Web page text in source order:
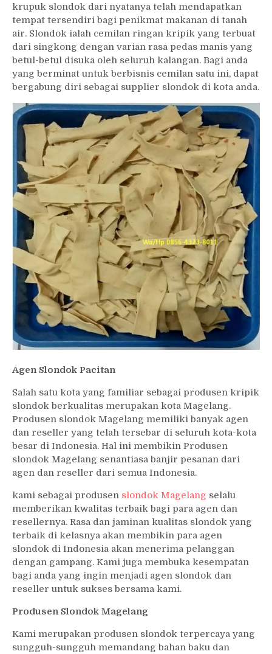
krupuk slondok dari nyatanya telah mendapatkan
tempat tersendiri bagi penikmat makanan di tanah
air. Slondok ialah cemilan ringan kripik yang terbuat
dari singkong dengan varian rasa pedas manis yang
betul-betul disuka oleh seluruh kalangan. Bagi anda
yang berminat untuk berbisnis cemilan satu ini, dapat
bergabung diri sebagai supplier slondok di kota anda.
Agen Slondok Pacitan
Salah satu kota yang familiar sebagai produsen kripik
slondok berkualitas merupakan kota Magelang.
Produsen slondok Magelang memiliki banyak agen
dan reseller yang telah tersebar di seluruh kota-kota
besar di Indonesia. Hal ini membikin Produsen
slondok Magelang senantiasa banjir pesanan dari
agen dan reseller dari semua Indonesia.
kami sebagai produsen slondok Magelang selalu
memberikan kwalitas terbaik bagi para agen dan
resellernya. Rasa dan jaminan kualitas slondok yang
terbaik di kelasnya akan membikin para agen
slondok di Indonesia akan menerima pelanggan
dengan gampang. Kami juga membuka kesempatan
bagi anda yang ingin menjadi agen slondok dan
reseller untuk sukses bersama kami.
Produsen Slondok Magelang
Kami merupakan produsen slondok terpercaya yang
sungguh-sungguh memandang bahan baku dan